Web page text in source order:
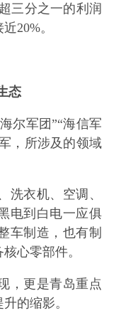
三分之一的利润
20%。
态
尔军团”“海信军
，所涉及的领域
洗衣机、空调、
电到白电一应俱
车制造，也有制
心零部件。
，更是青岛重点
的缩影。